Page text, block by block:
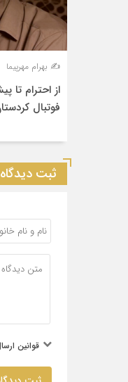
✍️ بهرام مهرپیما
از احترام تا
فوتبال
ثبت دیدگاه
قوانین